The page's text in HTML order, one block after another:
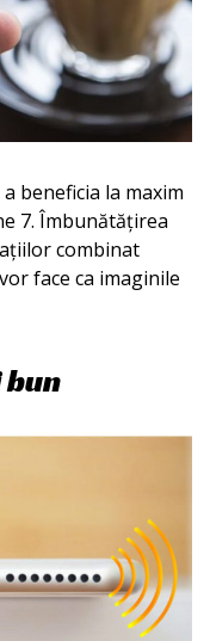
beneficia la maxim
7. Îmbunătățirea
combinat
face ca imaginile
bun